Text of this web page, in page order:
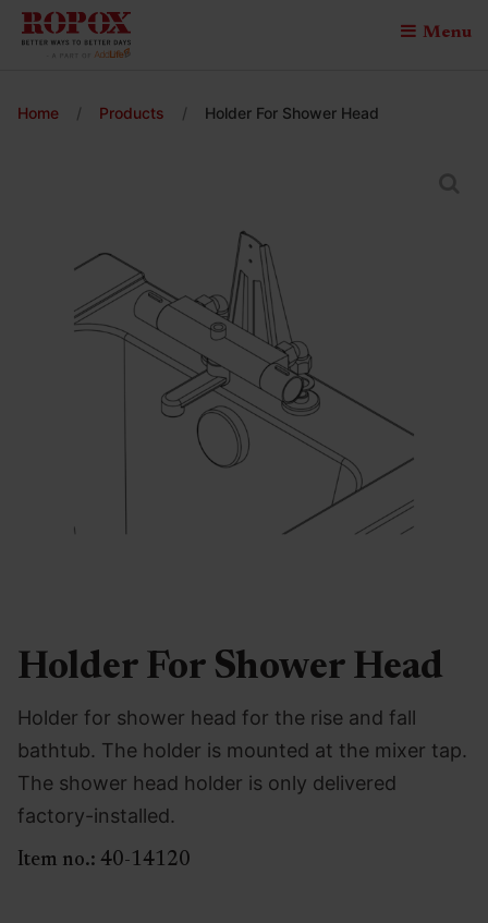
Menu
Home / Products / Holder For Shower Head
Holder For Shower Head
Holder for shower head for the rise and fall
bathtub. The holder is mounted at the mixer tap.
The shower head holder is only delivered
factory-installed.
Item no.: 40-14120